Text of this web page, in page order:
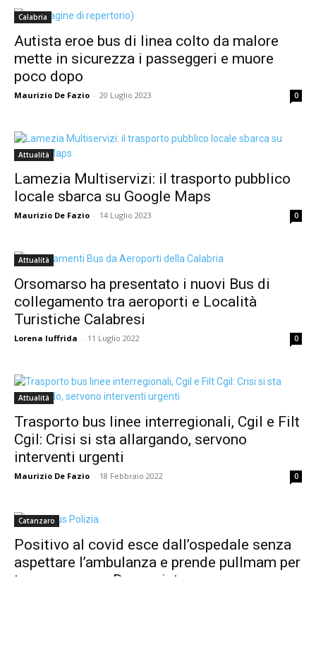
Calabria
Autista eroe bus di linea colto da malore
mette in sicurezza i passeggeri e muore
poco dopo
Maurizio De Fazio - 20 Luglio 2023 0
Attualità
Lamezia Multiservizi: il trasporto pubblico
locale sbarca su Google Maps
Maurizio De Fazio - 14 Luglio 2023 0
Attualità
Orsomarso ha presentato i nuovi Bus di
collegamento tra aeroporti e Località
Turistiche Calabresi
Lorena Iuffrida - 11 Luglio 2022 0
Attualità
Trasporto bus linee interregionali, Cgil e Filt
Cgil: Crisi si sta allargando, servono
interventi urgenti
Maurizio De Fazio - 18 Febbraio 2022 0
Catanzaro
Positivo al covid esce dall’ospedale senza
aspettare l’ambulanza e prende pullmam per
tornare a casa: Denunciato